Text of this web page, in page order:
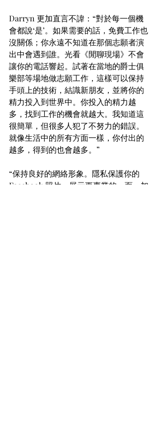
Darryn 更加直言不諱：“對於每一個機
會都說‘是’。如果需要的話，免費工作也
沒關係；你永遠不知道在那個志願者演
出中會遇到誰。光看《閒聊現場》不會
讓你的電話響起。試著在當地的爵士俱
樂部等場地做志願工作，這樣可以保持
手頭上的技術，結識新朋友，並將你的
精力投入到世界中。你投入的精力越
多，找到工作的機會就越大。我知道這
很簡單，但很多人犯了不努力的錯誤。
就像生活中的所有方面一樣，你付出的
越多，得到的也會越多。”
“保持良好的網絡形象。隱私保護你的
Facebook 照片，展示更專業的一面。加